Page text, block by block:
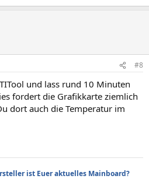
#8
und lass rund 10 Minuten
fordert die Grafikkarte ziemlich
dort auch die Temperatur im
ist Euer aktuelles Mainboard?